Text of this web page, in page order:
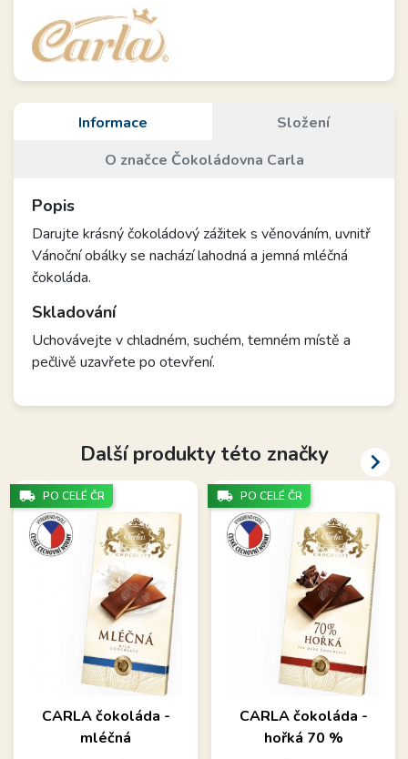
Informace
Složení
O značce Čokoládovna Carla
Popis
Darujte krásný čokoládový zážitek s věnováním, uvnitř
Vánoční obálky se nachází lahodná a jemná mléčná
čokoláda.
Skladování
Uchovávejte v chladném, suchém, temném místě a
pečlivě uzavřete po otevření.
Další produkty této značky
CARLA čokoláda -
mléčná
local_shipping PO CELÉ ČR
CARLA čokoláda -
hořká 70 %
local_shipping PO CELÉ ČR
